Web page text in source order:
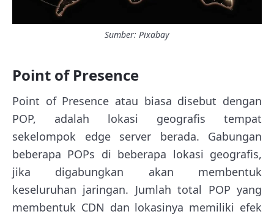
Sumber: Pixabay
Point of Presence
Point of Presence atau biasa disebut dengan
POP, adalah lokasi geografis tempat
sekelompok edge server berada. Gabungan
beberapa POPs di beberapa lokasi geografis,
jika digabungkan akan membentuk
keseluruhan jaringan. Jumlah total POP yang
membentuk CDN dan lokasinya memiliki efek